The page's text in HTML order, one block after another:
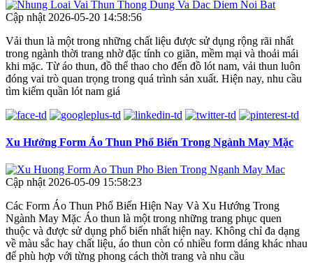
Cập nhật 2026-05-20 14:58:56
Vải thun là một trong những chất liệu được sử dụng rộng rãi nhất
trong ngành thời trang nhờ đặc tính co giãn, mềm mại và thoải mái
khi mặc. Từ áo thun, đồ thể thao cho đến đồ lót nam, vải thun luôn
đóng vai trò quan trọng trong quá trình sản xuất. Hiện nay, nhu cầu
tìm kiếm quần lót nam giá
Xu Hướng Form Áo Thun Phổ Biến Trong Ngành May Mặc
Cập nhật 2026-05-09 15:58:23
Các Form Áo Thun Phổ Biến Hiện Nay Và Xu Hướng Trong
Ngành May Mặc Áo thun là một trong những trang phục quen
thuộc và được sử dụng phổ biến nhất hiện nay. Không chỉ đa dạng
về màu sắc hay chất liệu, áo thun còn có nhiều form dáng khác nhau
để phù hợp với từng phong cách thời trang và nhu cầu